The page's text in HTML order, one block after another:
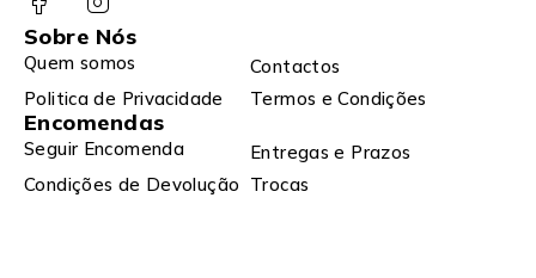
Sobre Nós
Quem somos
Contactos
Politica de Privacidade
Termos e Condições
Encomendas
Seguir Encomenda
Entregas e Prazos
Condições de Devolução Trocas